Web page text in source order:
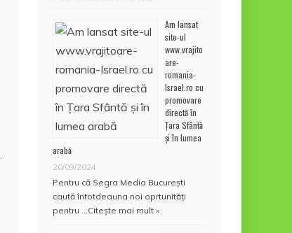
,
Am lansat
site-ul
www.vrajito
are-
romania-
Israel.ro cu
promovare
directă în
Țara Sfântă
și în lumea
arabă
20/09/2024
Pentru că Segra Media București
caută întotdeauna noi oprtunități
pentru … Citește mai mult »